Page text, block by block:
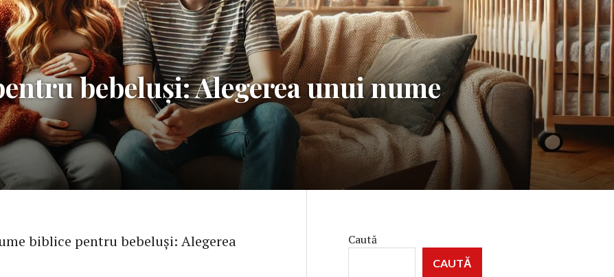
bebeluși: Alegerea unui nume
biblice pentru bebeluși: Alegerea
Caută
CAUTĂ